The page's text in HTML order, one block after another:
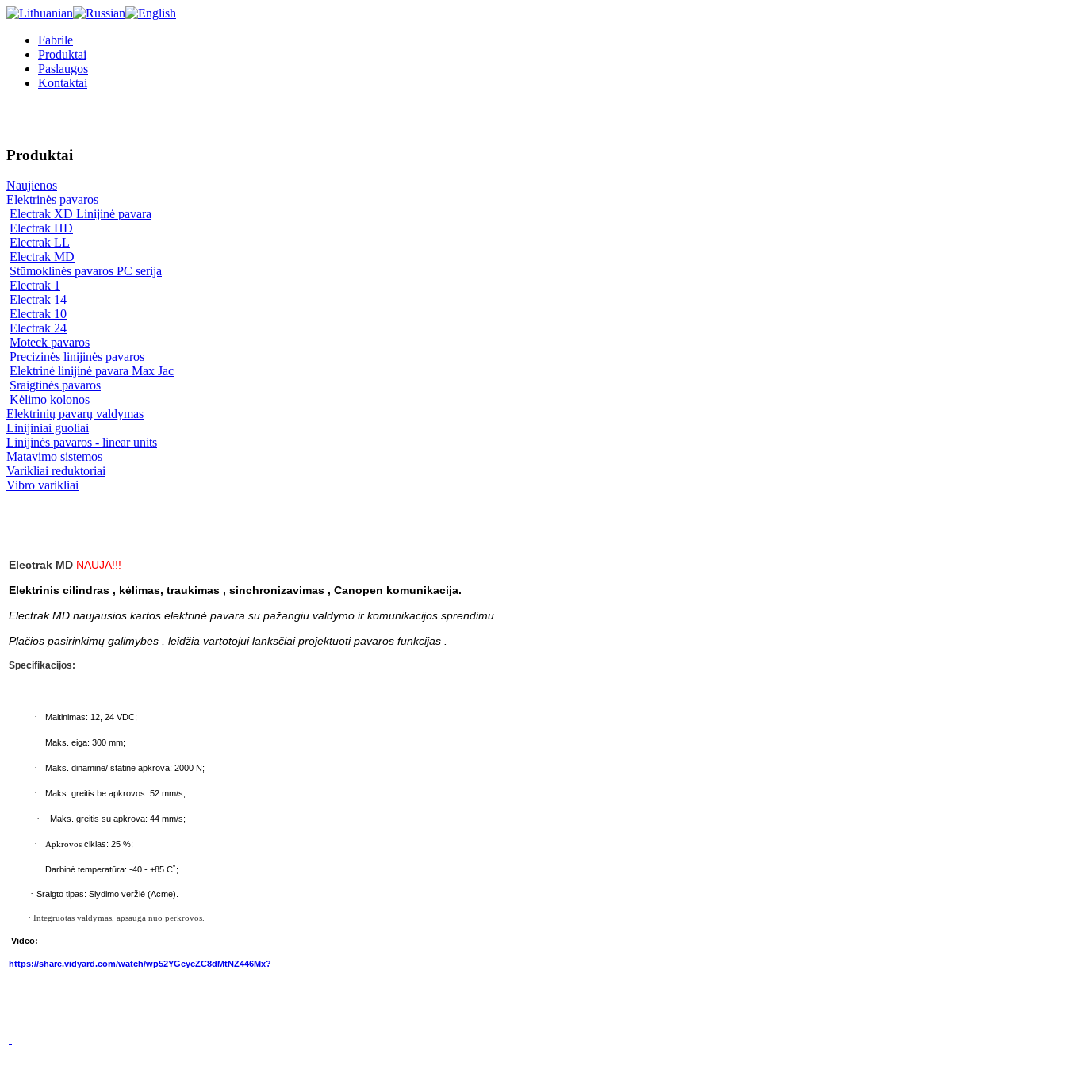
Fabrile
Produktai
Paslaugos
Kontaktai
Produktai
Naujienos
Elektrinės pavaros
Electrak XD Linijinė pavara
Electrak HD
Electrak LL
Electrak MD
Stūmoklinės pavaros PC serija
Electrak 1
Electrak 14
Electrak 10
Electrak 24
Moteck pavaros
Precizinės linijinės pavaros
Elektrinė linijinė pavara Max Jac
Sraigtinės pavaros
Kėlimo kolonos
Elektrinių pavarų valdymas
Linijiniai guoliai
Linijinės pavaros - linear units
Matavimo sistemos
Varikliai reduktoriai
Vibro varikliai
Electrak MD NAUJA!!!
Elektrinis cilindras , kėlimas, traukimas , sinchronizavimas , Canopen komunikacija.
Electrak MD naujausios kartos elektrinė pavara su pažangiu valdymo ir komunikacijos sprendimu.
Plačios pasirinkimų galimybės , leidžia vartotojui lanksčiai projektuoti pavaros funkcijas .
Specifikacijos:
· Maitinimas: 12, 24 VDC;
· Maks. eiga: 300 mm;
· Maks. dinaminė/ statinė apkrova: 2000 N;
· Maks. greitis be apkrovos: 52 mm/s;
· Maks. greitis su apkrova: 44 mm/s;
· Apkrovos ciklas: 25 %;
· Darbinė temperatūra: -40 - +85 C˚;
· Sraigto tipas: Slydimo veržlė (Acme).
· Integruotas valdymas, apsauga nuo perkrovos.
Video:
https://share.vidyard.com/watch/wp52YGcycZC8dMtNZ446Mx?